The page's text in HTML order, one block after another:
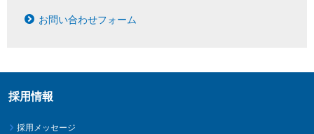
採用情報
採用メッセージ
お問い合わせフォーム